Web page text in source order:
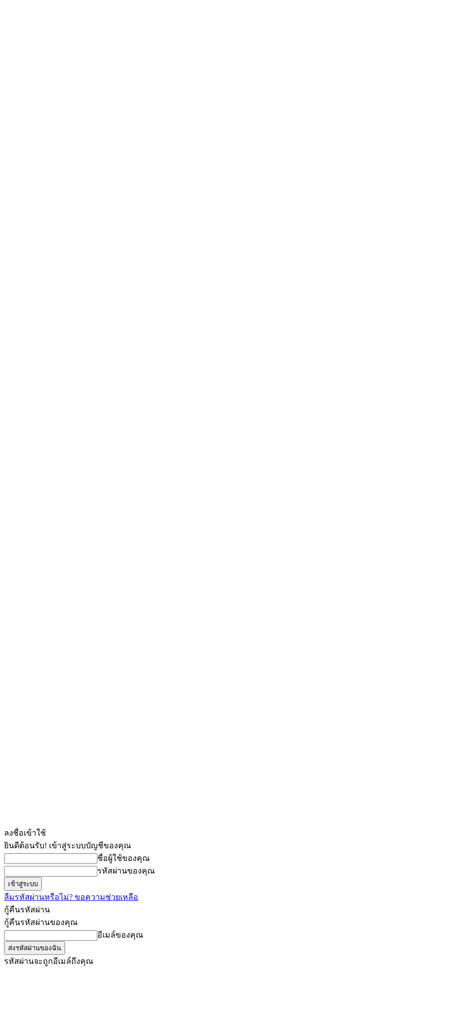
ลงชื่อเข้าใช้
ยินดีต้อนรับ! เข้าสู่ระบบบัญชีของคุณ
ชื่อผู้ใช้ของคุณ
รหัสผ่านของคุณ
ลืมรหัสผ่านหรือไม่? ขอความช่วยเหลือ
กู้คืนรหัสผ่าน
กู้คืนรหัสผ่านของคุณ
อีเมล์ของคุณ
รหัสผ่านจะถูกอีเมล์ถึงคุณ